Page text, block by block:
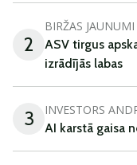
2
BIRŽAS JAUNUMI
ASV tirgus
izrādījās labas
3 INVESTORS
AI karstā gaisa